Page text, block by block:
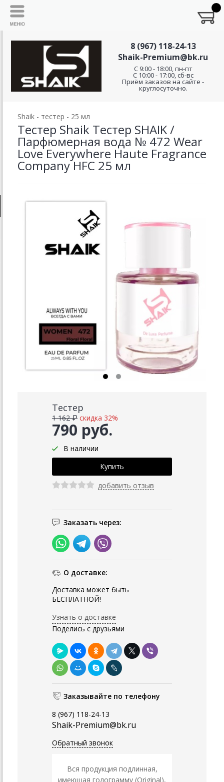
8 (967) 118-24-13
Shaik-Premium@bk.ru
C 9:00 - 18:00, пн-пт
С 10:00 - 17:00, сб-вс
Приём заказов на сайте -
круглосуточно.
Shaik - тестер - 25 мл
Тестер Shaik Тестер SHAIK /
Парфюмерная вода № 472 Wear
Love Everywhere Haute Fragrance
Company HFC 25 мл
Тестер
790 руб.
1 162 ₽ скидка 32%
В наличии
добавить отзыв
Заказать через:
О доставке:
Доставка может быть
БЕСПЛАТНОЙ!
Узнать о доставке
Поделись с друзьями
Заказывайте по телефону
8 (967) 118-24-13
Shaik-Premium@bk.ru
Обратный звонок
Вся продукция подлинная,
имеющая голограмму (Original),